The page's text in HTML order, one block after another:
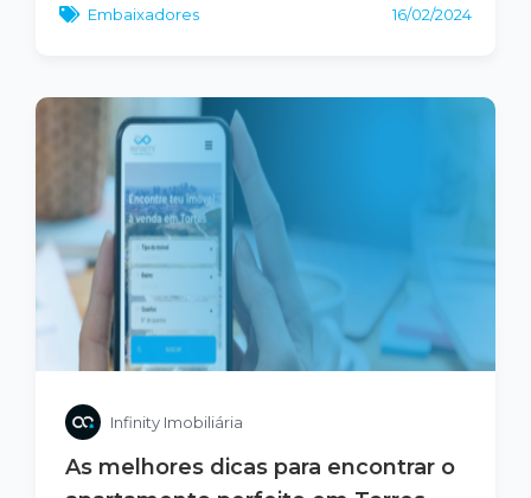
Embaixadores 16/02/2024
Infinity Imobiliária
As melhores dicas para encontrar o